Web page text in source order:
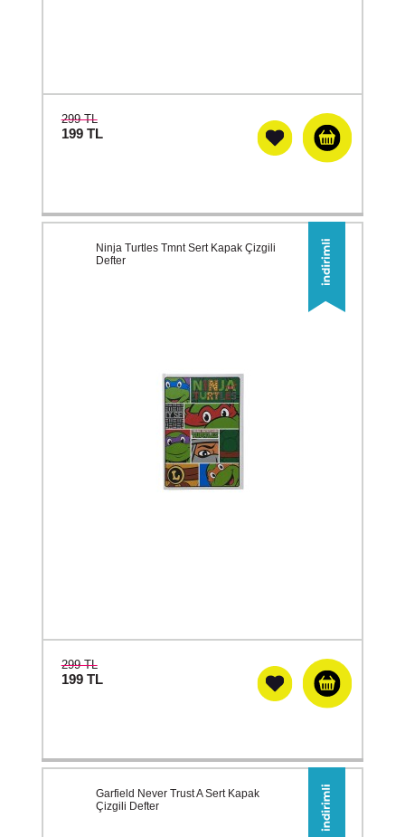
299 TL
199 TL
Ninja Turtles Tmnt Sert Kapak Çizgili
Defter
299 TL
199 TL
Garfield Never Trust A Sert Kapak
Çizgili Defter